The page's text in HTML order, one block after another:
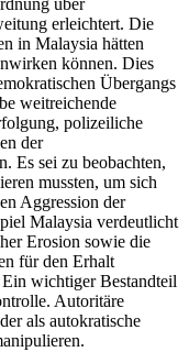
über
erleichtert. Die
in Malaysia hätten
können. Dies
Übergangs
weitreichende
polizeiliche
der
Es sei zu beobachten,
mussten, um sich
Aggression der
Malaysia verdeutlicht
Erosion sowie die
für den Erhalt
wichtiger Bestandteil
Autoritäre
als autokratische